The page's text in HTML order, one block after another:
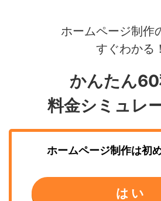
ホームページ制作
すぐわかる！
かんたん
料金シミュレ
ホームページ制作は初
はい